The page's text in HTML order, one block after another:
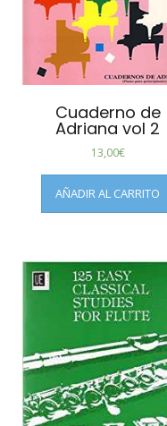
Cuaderno de
Adriana vol 2
13,00€
AÑADIR AL CARRITO